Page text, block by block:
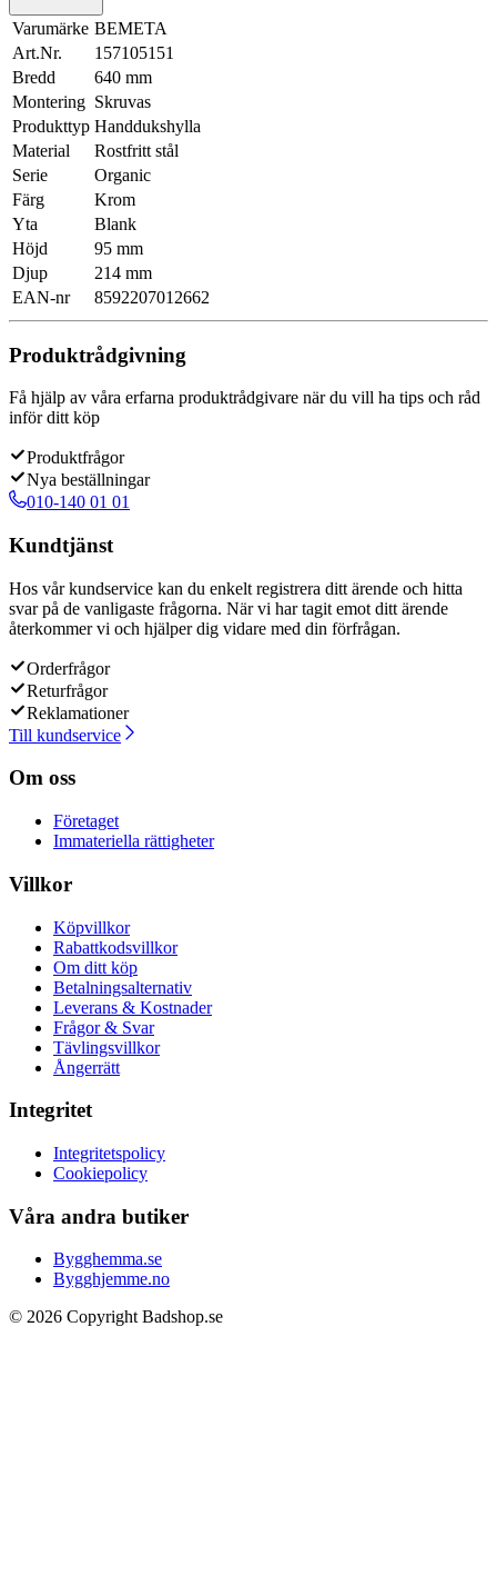
Varumärke BEMETA
Art.Nr.
157105151
Bredd
640 mm
Montering Skruvas
Produkttyp Handdukshylla
Material
Rostfritt stål
Serie
Organic
Färg
Krom
Yta
Blank
Höjd
95 mm
Djup
214 mm
EAN-nr
8592207012662
Produktrådgivning
Få hjälp av våra erfarna produktrådgivare när du vill ha tips och råd
inför ditt köp
Produktfrågor
Nya beställningar
010-140 01 01
Kundtjänst
Hos vår kundservice kan du enkelt registrera ditt ärende och hitta
svar på de vanligaste frågorna. När vi har tagit emot ditt ärende
återkommer vi och hjälper dig vidare med din förfrågan.
Orderfrågor
Returfrågor
Reklamationer
Till kundservice
Om oss
Företaget
Immateriella rättigheter
Villkor
Köpvillkor
Rabattkodsvillkor
Om ditt köp
Betalningsalternativ
Leverans & Kostnader
Frågor & Svar
Tävlingsvillkor
Ångerrätt
Integritet
Integritetspolicy
Cookiepolicy
Våra andra butiker
Bygghemma.se
Bygghjemme.no
© 2026 Copyright Badshop.se